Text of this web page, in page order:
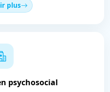
plus
psychosocial